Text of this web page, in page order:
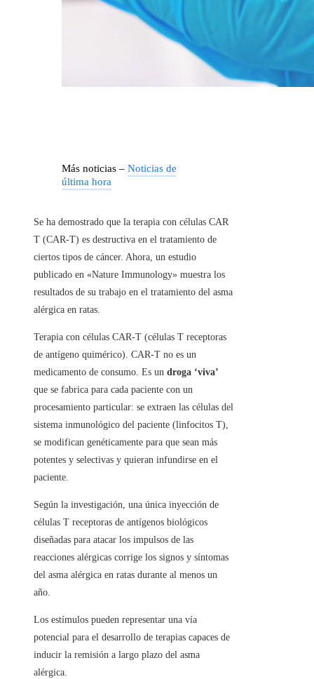
Más noticias – Noticias de
última hora
Se ha demostrado que la terapia con células CAR
T (CAR-T) es destructiva en el tratamiento de
ciertos tipos de cáncer. Ahora, un estudio
publicado en «Nature Immunology» muestra los
resultados de su trabajo en el tratamiento del asma
alérgica en ratas.
Terapia con células CAR-T (células T receptoras
de antígeno quimérico). CAR-T no es un
medicamento de consumo. Es un droga ‘viva’
que se fabrica para cada paciente con un
procesamiento particular: se extraen las células del
sistema inmunológico del paciente (linfocitos T),
se modifican genéticamente para que sean más
potentes y selectivas y quieran infundirse en el
paciente.
Según la investigación, una única inyección de
células T receptoras de antígenos biológicos
diseñadas para atacar los impulsos de las
reacciones alérgicas corrige los signos y síntomas
del asma alérgica en ratas durante al menos un
año.
Los estímulos pueden representar una vía
potencial para el desarrollo de terapias capaces de
inducir la remisión a largo plazo del asma
alérgica.